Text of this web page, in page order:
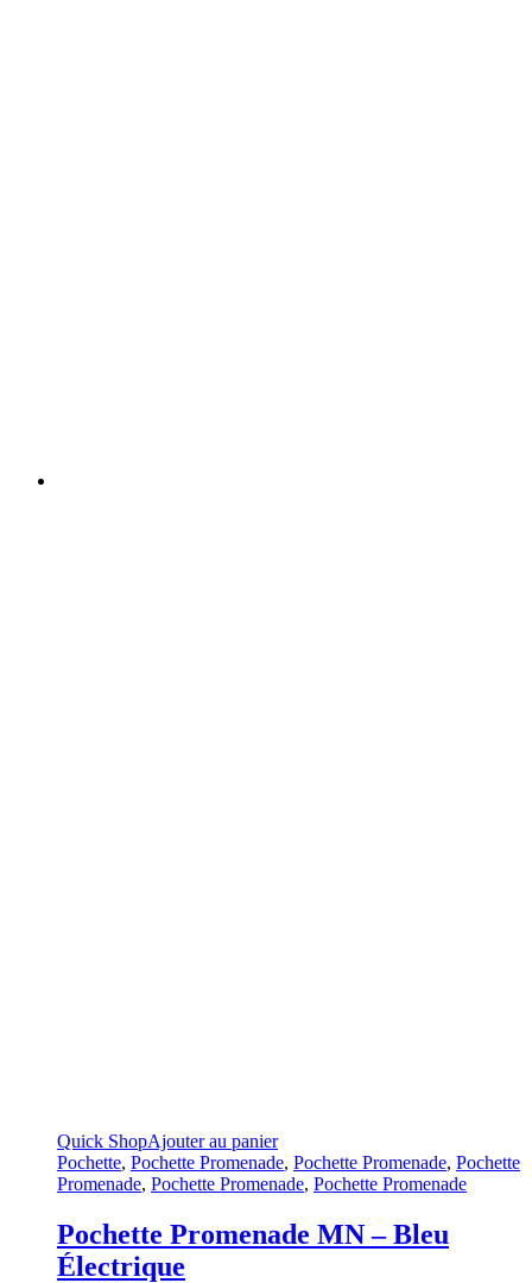
Quick ShopAjouter au panier
Pochette, Pochette Promenade, Pochette Promenade, Pochette
Promenade, Pochette Promenade, Pochette Promenade
Pochette Promenade MN – Bleu
Électrique